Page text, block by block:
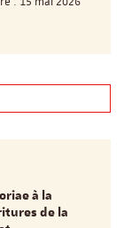
à la
de la